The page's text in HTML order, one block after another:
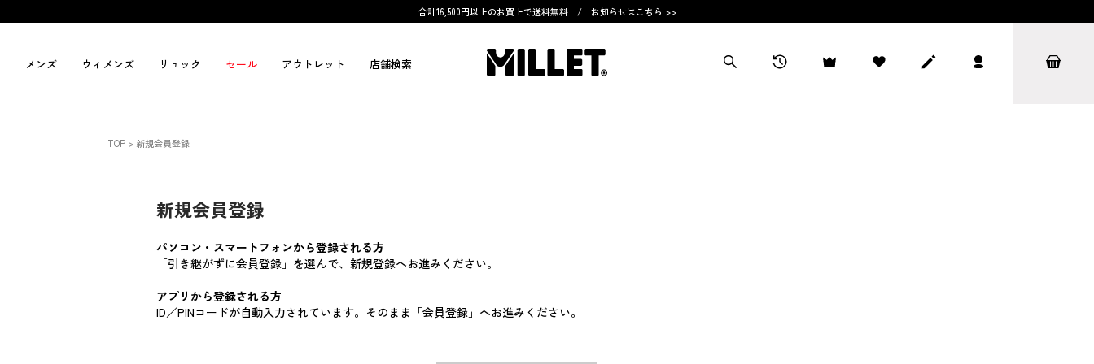
合計16,500円以上のお買上で送料無料 / お知らせはこちら >>
メンズ ウィメンズ リュック セール アウトレット 店舗検索
TOP 新規会員登録
新規会員登録
パソコン・スマートフォンから登録される方
「引き継がずに会員登録」を選んで、新規登録へお進みください。
アプリから登録される方
ID／PINコードが自動入力されています。そのまま「会員登録」へお進みください。